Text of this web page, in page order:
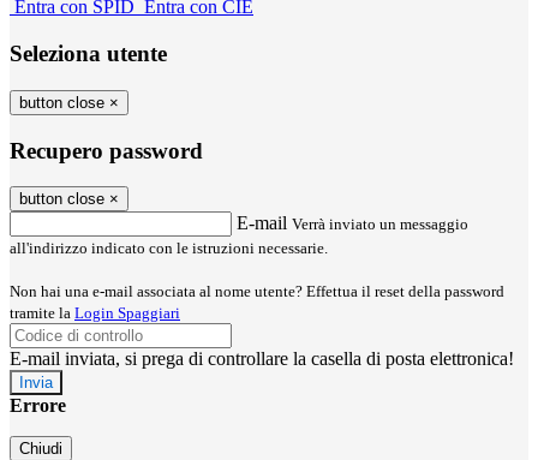
Entra con SPID Entra con CIE
Seleziona utente
button close ×
Recupero password
button close ×
E-mail Verrà inviato un messaggio
all'indirizzo indicato con le istruzioni necessarie.
Non hai una e-mail associata al nome utente? Effettua il reset della password
tramite la Login Spaggiari
E-mail inviata, si prega di controllare la casella di posta elettronica!
Errore
Chiudi